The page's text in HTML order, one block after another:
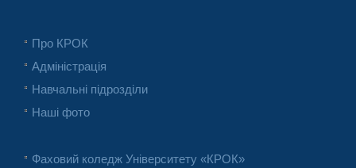
Про КРОК
Адміністрація
Навчальні підрозділи
Наші фото
Фаховий коледж Університету «КРОК»